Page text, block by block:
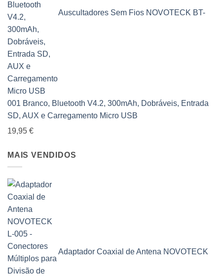
Auscultadores Sem Fios NOVOTECK BT-
001 Branco, Bluetooth V4.2, 300mAh, Dobráveis, Entrada
SD, AUX e Carregamento Micro USB
19,95 €
MAIS VENDIDOS
Adaptador Coaxial de Antena NOVOTECK